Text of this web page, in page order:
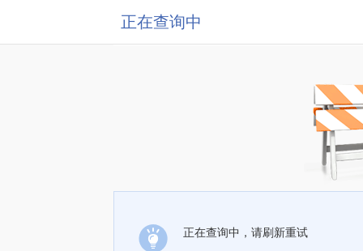
正在查询中
正在查询中，请刷新重试